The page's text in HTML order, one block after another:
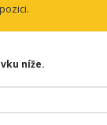
níže.